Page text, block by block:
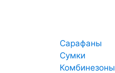
Сарафаны
Сумки
Комбинезоны